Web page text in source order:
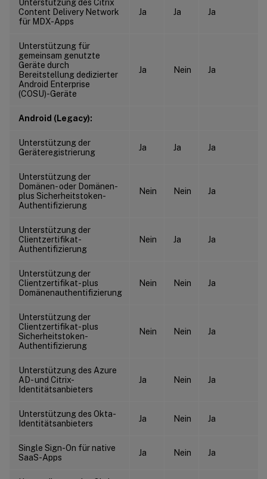
Unterstützung des Citrix
Content Delivery Network
für MDX-Apps
Ja Ja Ja
Unterstützung für
gemeinsam genutzte
Geräte durch
Bereitstellung dedizierter
Android Enterprise
(COSU)-Geräte
Ja Nein Ja
Android (Legacy):
Unterstützung der
Geräteregistrierung
Ja Ja Ja
Unterstützung der
Domänen- oder Domänen-
plus Sicherheitstoken-
Authentifizierung
Nein Nein Ja
Unterstützung der
Clientzertifikat-
Authentifizierung
Nein Ja Ja
Unterstützung der
Clientzertifikat- plus
Domänenauthentifizierung
Nein Nein Ja
Unterstützung der
Clientzertifikat- plus
Sicherheitstoken-
Authentifizierung
Nein Nein Ja
Unterstützung des Azure
AD- und Citrix-
Identitätsanbieters
Ja Nein Ja
Unterstützung des Okta-
Identitätsanbieters
Ja Nein Ja
Single Sign-On für native
SaaS-Apps
Ja Nein Ja